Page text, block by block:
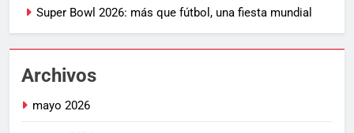
Super Bowl 2026: más que fútbol, una fiesta mundial
Archivos
mayo 2026